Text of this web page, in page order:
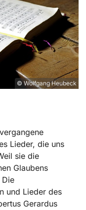
© Wolfgang Heubeck
Lieder, die uns
sie die
Glaubens
Die
und Lieder des
Gerardus